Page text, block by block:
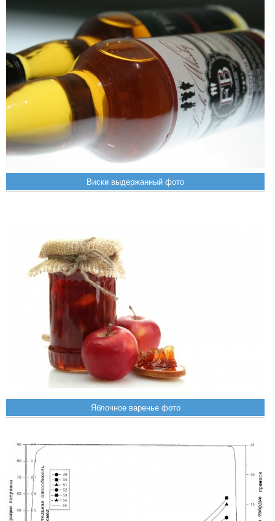
Виски выдержанный фото
Яблочное варенье фото